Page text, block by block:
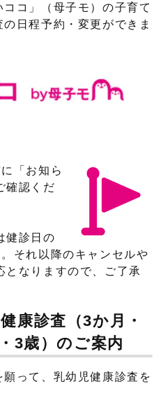
コ」（母子モ）の子育て
日程予約・変更ができま
「お知ら
確認くだ
健診日の
それ以降のキャンセルや
となりますので、ご了承
康診査（3か月・
3歳）のご案内
って、乳幼児健康診査を